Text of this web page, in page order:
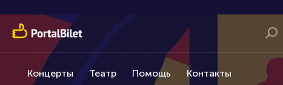
Концерты Театр Помощь Контакты